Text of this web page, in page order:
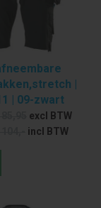
|
| 09-zwart
excl BTW
incl BTW